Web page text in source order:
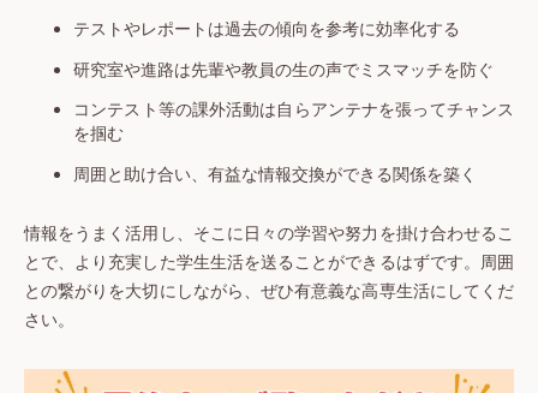
テストやレポートは過去の傾向を参考に効率化する
研究室や進路は先輩や教員の生の声でミスマッチを防ぐ
コンテスト等の課外活動は自らアンテナを張ってチャンス
を掴む
周囲と助け合い、有益な情報交換ができる関係を築く
情報をうまく活用し、そこに日々の学習や努力を掛け合わせるこ
とで、より充実した学生生活を送ることができるはずです。周囲
との繋がりを大切にしながら、ぜひ有意義な高専生活にしてくだ
さい。